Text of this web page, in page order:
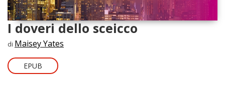
I doveri dello sceicco
di Maisey Yates
EPUB